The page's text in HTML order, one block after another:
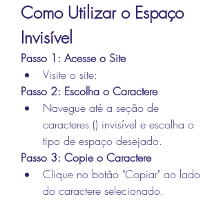
Como Utilizar o Espaço
Invisível
Passo 1: Acesse o Site
Visite o site:
Passo 2: Escolha o Caractere
Navegue até a seção de
caracteres () invisível e escolha o
tipo de espaço desejado.
Passo 3: Copie o Caractere
Clique no botão "Copiar" ao lado
do caractere selecionado.